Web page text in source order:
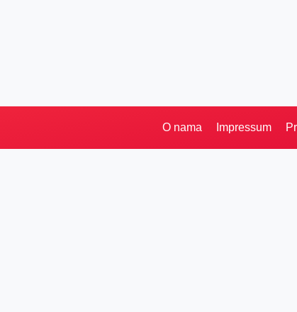
O nama Impressum